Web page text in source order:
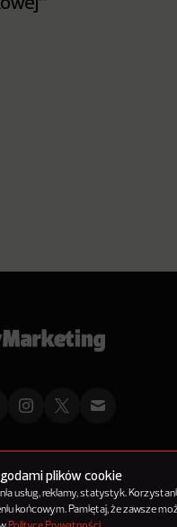
plików cookie
usług, reklamy, statystyk.
końcowym. Pamiętaj, że zawsze
PrywatnościKanał RSS